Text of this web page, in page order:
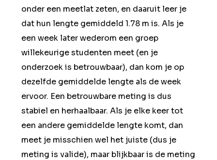
onder een meetlat zeten, en daaruit leer je
dat hun lengte gemiddeld 1.78 m is. Als je
een week later wederom een groep
willekeurige studenten meet (en je
onderzoek is betrouwbaar), dan kom je op
dezelfde gemiddelde lengte als de week
ervoor. Een betrouwbare meting is dus
stabiel en herhaalbaar. Als je elke keer tot
een andere gemiddelde lengte komt, dan
meet je misschien wel het juiste (dus je
meting is valide), maar blijkbaar is de meting